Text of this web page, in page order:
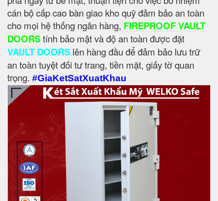
cán bộ cấp cao bàn giao kho quỹ đảm bảo an toàn
cho mọi hệ thống ngân hàng, FIREPROOF VAULT
DOORStính bảo mật và độ an toàn được đặt
VAULT DOORS lên hàng đầu để đảm bảo lưu trữ
an toàn tuyệt đối tư trang, tiền mặt, giấy tờ quan
trọng. #GiaKetSatXuatKhau